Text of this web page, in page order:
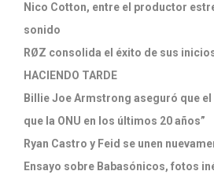
Nico Cotton, entre el productor
sonido
RØZ consolida el éxito de sus inicios
HACIENDO TARDE
Billie Joe Armstrong aseguró que
que la ONU en los últimos 20 años”
Ryan Castro y Feid se unen
Ensayo sobre Babasónicos, fotos